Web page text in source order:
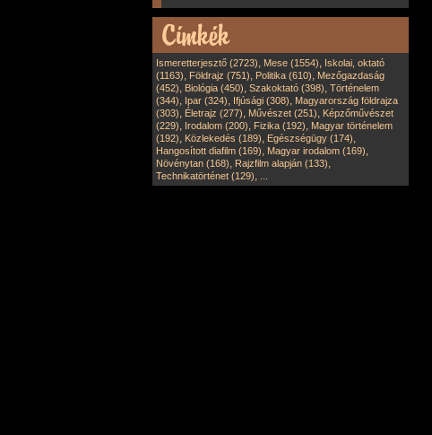
Ismeretterjesztő (2723), Mese (1554), Iskolai, oktató
(1163), Földrajz (751), Politika (610), Mezőgazdaság
(452), Biológia (450), Szakoktató (398), Történelem
(344), Ipar (324), Ifjúsági (308), Magyarország földrajza
(303), Életrajz (277), Művészet (251), Képzőművészet
(229), Irodalom (200), Fizika (192), Magyar történelem
(192), Közlekedés (189), Egészségügy (174),
Hangosított diafilm (169), Magyar irodalom (169),
Növénytan (168), Rajzfilm alapján (133),
Technikatörténet (129),